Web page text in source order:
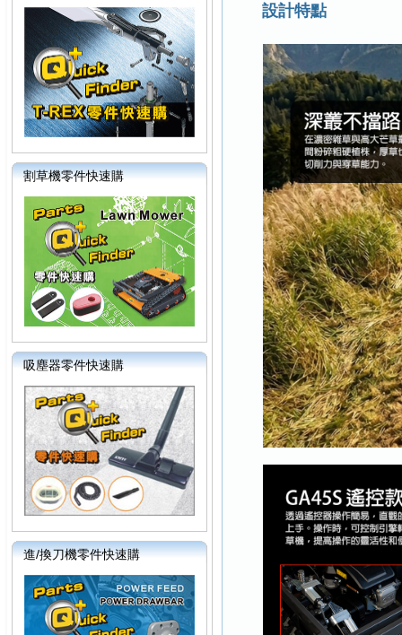
割草機零件快速購
吸塵器零件快速購
進/換刀機零件快速購
設計特點